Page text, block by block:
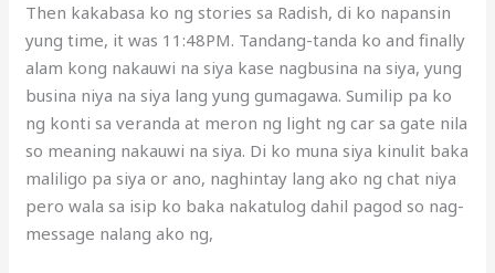
Then kakabasa ko ng stories sa Radish, di ko napansin
yung time, it was 11:48PM. Tandang-tanda ko and finally
alam kong nakauwi na siya kase nagbusina na siya, yung
busina niya na siya lang yung gumagawa. Sumilip pa ko
ng konti sa veranda at meron ng light ng car sa gate nila
so meaning nakauwi na siya. Di ko muna siya kinulit baka
maliligo pa siya or ano, naghintay lang ako ng chat niya
pero wala sa isip ko baka nakatulog dahil pagod so nag-
message nalang ako ng,